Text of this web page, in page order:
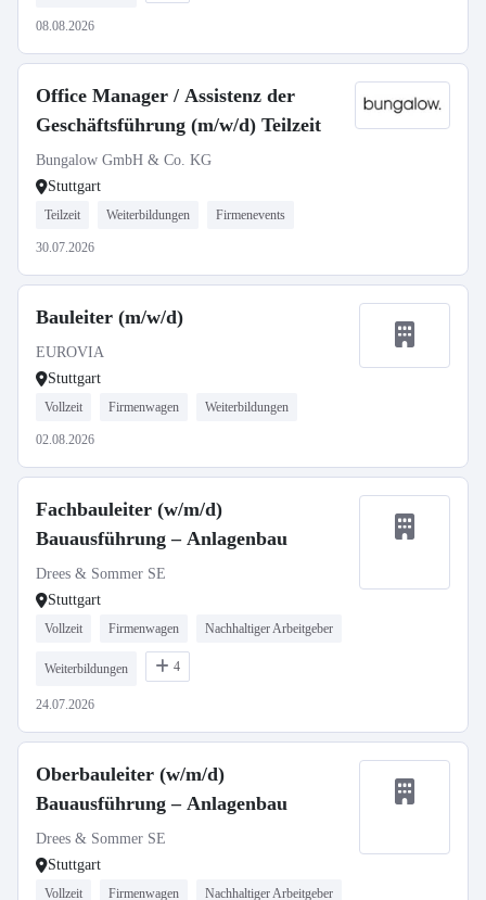
08.08.2026
Office Manager / Assistenz der
Geschäftsführung (m/w/d) Teilzeit
Bungalow GmbH & Co. KG
Stuttgart
Teilzeit Weiterbildungen Firmenevents
30.07.2026
Bauleiter (m/w/d)
EUROVIA
Stuttgart
Vollzeit Firmenwagen Weiterbildungen
02.08.2026
Fachbauleiter (w/m/d)
Bauausführung – Anlagenbau
Drees & Sommer SE
Stuttgart
Vollzeit Firmenwagen Nachhaltiger Arbeitgeber
Weiterbildungen 4
24.07.2026
Oberbauleiter (w/m/d)
Bauausführung – Anlagenbau
Drees & Sommer SE
Stuttgart
Vollzeit Firmenwagen Nachhaltiger Arbeitgeber